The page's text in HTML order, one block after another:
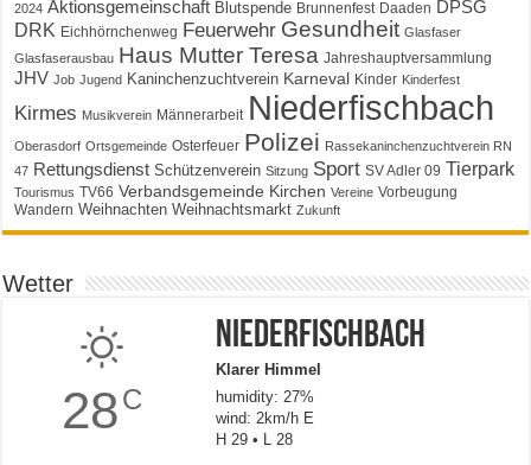
2024 Aktionsgemeinschaft Blutspende Brunnenfest Daaden DPSG
DRK Eichhörnchenweg Feuerwehr Gesundheit Glasfaser
Glasfaserausbau Haus Mutter Teresa Jahreshauptversammlung
JHV Job Jugend Kaninchenzuchtverein Karneval Kinder Kinderfest
Kirmes Musikverein Männerarbeit Niederfischbach
Oberasdorf Ortsgemeinde Osterfeuer Polizei Rassekaninchenzuchtverein RN
47 Rettungsdienst Schützenverein Sitzung Sport SV Adler 09 Tierpark
Tourismus TV66 Verbandsgemeinde Kirchen Vereine Vorbeugung
Wandern Weihnachten Weihnachtsmarkt Zukunft
Wetter
28C
Niederfischbach
Klarer Himmel
humidity: 27%
wind: 2km/h E
H 29 • L 28